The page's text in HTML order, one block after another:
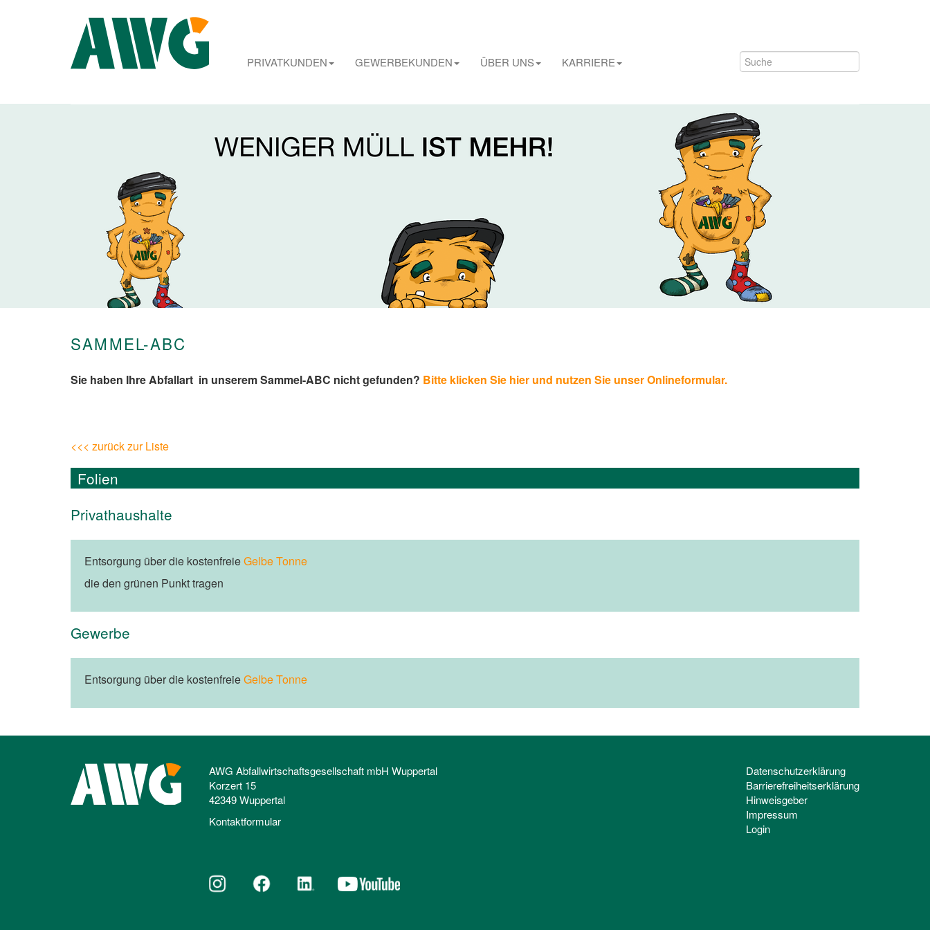
PRIVATKUNDEN GEWERBEKUNDEN ÜBER UNS KARRIERE
SAMMEL-ABC
Sie haben Ihre Abfallart in unserem Sammel-ABC nicht gefunden? Bitte klicken Sie hier und nutzen Sie unser Onlineformular.
<<< zurück zur Liste
Folien
Privathaushalte
Entsorgung über die kostenfreieGelbe Tonne
die den grünen Punkt tragen
Gewerbe
Entsorgung über die kostenfreieGelbe Tonne
AWG Abfallwirtschaftsgesellschaft mbH Wuppertal
Korzert 15
42349 Wuppertal
Kontaktformular
Datenschutzerklärung
Barrierefreiheitserklärung
Hinweisgeber
Impressum
Login